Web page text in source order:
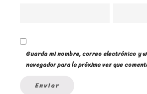
Guarda mi nombre, correo electrónico y
navegador para la próxima vez que